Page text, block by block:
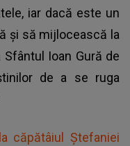
iar dacă este un
și să mijlocească la
Ioan Gură de
de a se ruga
căpătâiul Ștefaniei